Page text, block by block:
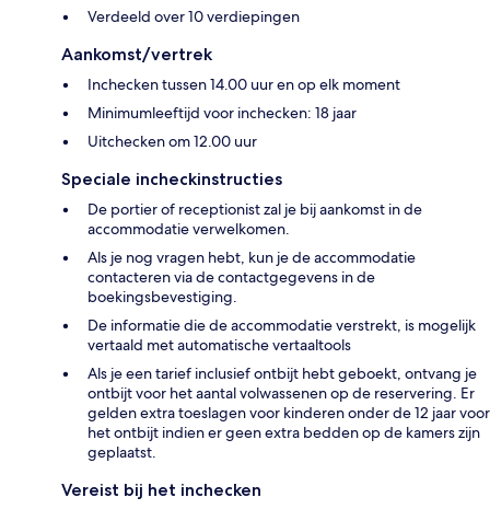
Verdeeld over 10 verdiepingen
Aankomst/vertrek
Inchecken tussen 14.00 uur en op elk moment
Minimumleeftijd voor inchecken: 18 jaar
Uitchecken om 12.00 uur
Speciale incheckinstructies
De portier of receptionist zal je bij aankomst in de
accommodatie verwelkomen.
Als je nog vragen hebt, kun je de accommodatie
contacteren via de contactgegevens in de
boekingsbevestiging.
De informatie die de accommodatie verstrekt, is mogelijk
vertaald met automatische vertaaltools
Als je een tarief inclusief ontbijt hebt geboekt, ontvang je
ontbijt voor het aantal volwassenen op de reservering. Er
gelden extra toeslagen voor kinderen onder de 12 jaar voor
het ontbijt indien er geen extra bedden op de kamers zijn
geplaatst.
Vereist bij het inchecken